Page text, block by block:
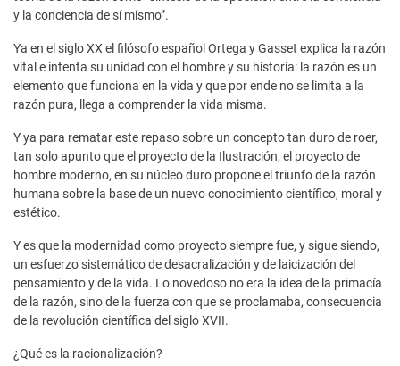
y la conciencia de sí mismo”.
Ya en el siglo XX el filósofo español Ortega y Gasset explica la razón
vital e intenta su unidad con el hombre y su historia: la razón es un
elemento que funciona en la vida y que por ende no se limita a la
razón pura, llega a comprender la vida misma.
Y ya para rematar este repaso sobre un concepto tan duro de roer,
tan solo apunto que el proyecto de la Ilustración, el proyecto de
hombre moderno, en su núcleo duro propone el triunfo de la razón
humana sobre la base de un nuevo conocimiento científico, moral y
estético.
Y es que la modernidad como proyecto siempre fue, y sigue siendo,
un esfuerzo sistemático de desacralización y de laicización del
pensamiento y de la vida. Lo novedoso no era la idea de la primacía
de la razón, sino de la fuerza con que se proclamaba, consecuencia
de la revolución científica del siglo XVII.
¿Qué es la racionalización?